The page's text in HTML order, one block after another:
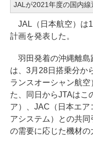
JALが2021年度の国内線
JAL（日本航空）は
計画を発表した。
羽田発着の沖縄離島
は、3月28日搭乗分か
ランスオーシャン航
た、同日からJTAはこ
ア）、JAC（日本エ
アシステム）との共
の需要に応じた機材の